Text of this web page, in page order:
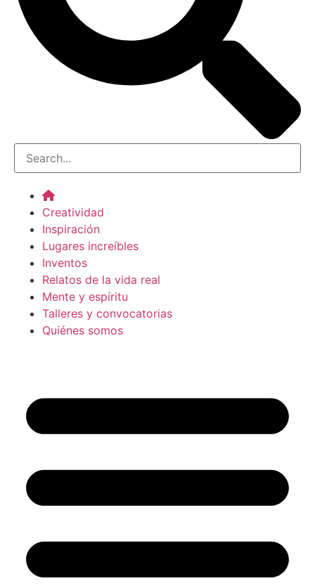
Creatividad
Inspiración
Lugares increíbles
Inventos
Relatos de la vida real
Mente y espíritu
Talleres y convocatorias
Quiénes somos